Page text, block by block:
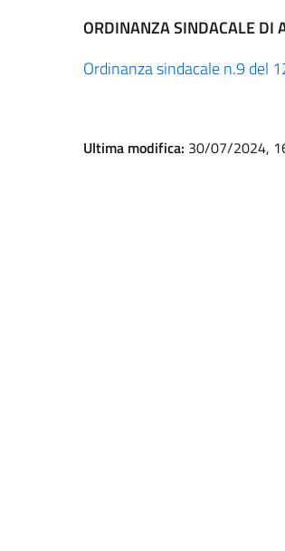
ORDINANZA SINDACALE DI
Ordinanza sindacale n.9 del
Ultima modifica: 30/07/2024,